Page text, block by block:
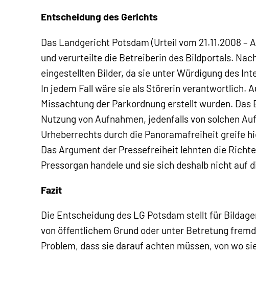
Entscheidung des Gerichts
Das Landgericht Potsdam (Urteil vom 21.11.2008
und verurteilte die Betreiberin des Bildportals.
eingestellten Bilder, da sie unter Würdigung des
In jedem Fall wäre sie als Störerin verantwortlich.
Missachtung der Parkordnung erstellt wurden.
Nutzung von Aufnahmen, jedenfalls von solchen
Urheberrechts durch die Panoramafreiheit greife
Das Argument der Pressefreiheit lehnten die
Pressorgan handele und sie sich deshalb nicht auf
Fazit
Die Entscheidung des LG Potsdam stellt für
von öffentlichem Grund oder unter Betretung
Problem, dass sie darauf achten müssen, von wo